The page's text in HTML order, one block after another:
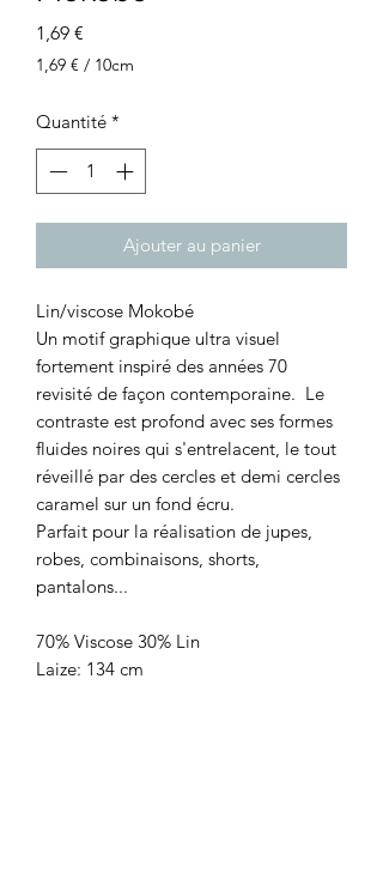
1,69 €
1,69 € / 10cm
10
Centimètres
Quantité *
Ajouter au panier
Lin/viscose Mokobé
Un motif graphique ultra visuel
fortement inspiré des années 70
revisité de façon contemporaine. Le
contraste est profond avec ses formes
fluides noires qui s'entrelacent, le tout
réveillé par des cercles et demi cercles
caramel sur un fond écru.
Parfait pour la réalisation de jupes,
robes, combinaisons, shorts,
pantalons...
70% Viscose 30% Lin
Laize: 134 cm